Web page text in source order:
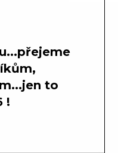
to
!